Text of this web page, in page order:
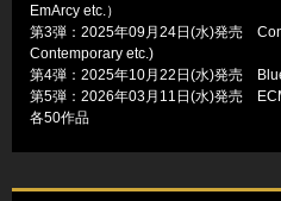
EmArcy etc.）
第3弾：2025年09月24日(水)発売
Contemporary etc.)
第4弾：2025年10月22日(水)発売
第5弾：2026年03月11日(水)発売
各50作品